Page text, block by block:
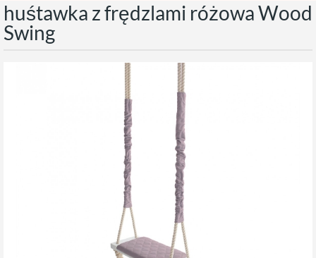
huśtawka z frędzlami różowa Wood
Swing